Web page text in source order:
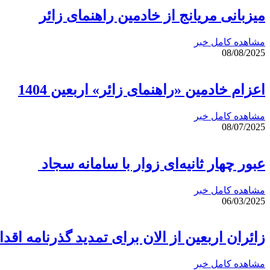
میزبانی مریانج از خادمین راهنمای زائر
مشاهده کامل خبر
08/08/2025
اعزام خادمین «راهنمای زائر» اربعین 1404
مشاهده کامل خبر
08/07/2025
عبور چهار ثانیه‌ای زوار با سامانه سجاد
مشاهده کامل خبر
06/03/2025
زائران اربعین از الان برای تمدید گذرنامه
مشاهده کامل خبر